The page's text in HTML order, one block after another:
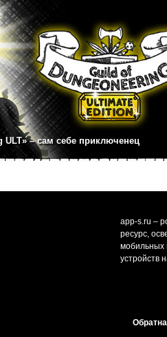
ULT» – сам себе приключенец
app-s.ru –
ресурс,
мобильных
устройств